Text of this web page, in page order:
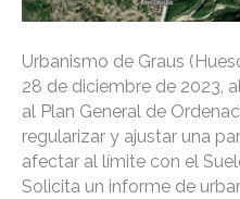
Urbanismo de Graus
28 de diciembre de 2023,
al Plan General de
regularizar y ajustar una
afectar al límite con el
Solicita un informe de